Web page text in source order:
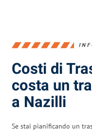
Costi di
costa un
a Nazilli
Se stai pianificando un